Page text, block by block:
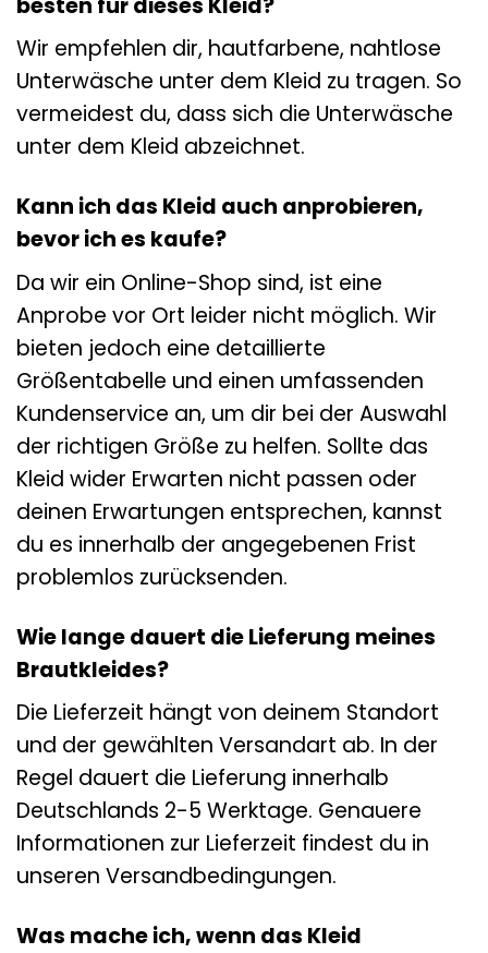
Wir empfehlen dir, hautfarbene, nahtlose
Unterwäsche unter dem Kleid zu tragen. So
vermeidest du, dass sich die Unterwäsche
unter dem Kleid abzeichnet.
Kann ich das Kleid auch anprobieren,
bevor ich es kaufe?
Da wir ein Online-Shop sind, ist eine
Anprobe vor Ort leider nicht möglich. Wir
bieten jedoch eine detaillierte
Größentabelle und einen umfassenden
Kundenservice an, um dir bei der Auswahl
der richtigen Größe zu helfen. Sollte das
Kleid wider Erwarten nicht passen oder
deinen Erwartungen entsprechen, kannst
du es innerhalb der angegebenen Frist
problemlos zurücksenden.
Wie lange dauert die Lieferung meines
Brautkleides?
Die Lieferzeit hängt von deinem Standort
und der gewählten Versandart ab. In der
Regel dauert die Lieferung innerhalb
Deutschlands 2-5 Werktage. Genauere
Informationen zur Lieferzeit findest du in
unseren Versandbedingungen.
Was mache ich, wenn das Kleid